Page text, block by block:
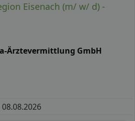
Eisenach (m/ w/ d) -
Ärztevermittlung GmbH